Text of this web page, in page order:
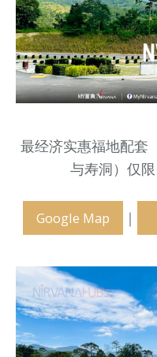
最经济实惠福地配套
与寿洞） 仅限
Google Map ｜